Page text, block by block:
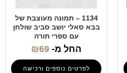
1134 – תמונה מעוצבת של
בבא סאלי יושב סביב שולחן
עם ספרי תורה
החל מ- ₪69
לפרטים נוספים ורכישה